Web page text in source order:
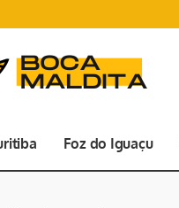
Foz do Iguaçu